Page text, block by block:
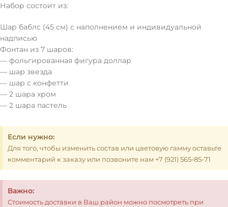
Набор состоит из:
Шар баблс (45 см) с наполнением и индивидуальной
надписью
Фонтан из 7 шаров:
— фольгированная фигура доллар
— шар звезда
— шар с конфетти
— 2 шара хром
— 2 шара пастель
Если нужно:
Для того, чтобы изменить состав или цветовую гамму оставьте
комментарий к заказу или позвоните нам +7 (921) 565-85-71
Важно:
Стоимость доставки в Ваш район можно посмотреть при